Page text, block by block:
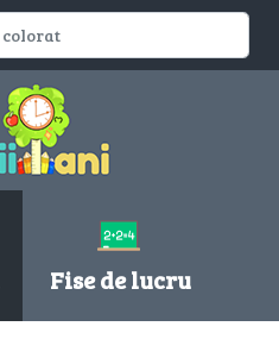
Fise de lucru